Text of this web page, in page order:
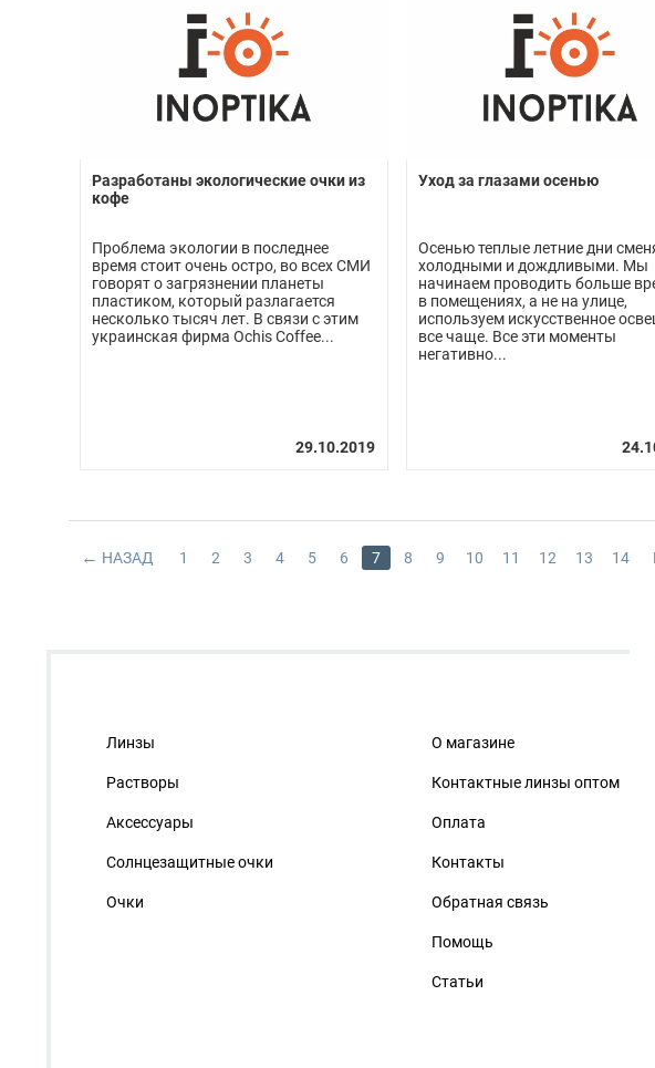
Разработаны экологические очки из
кофе
Проблема экологии в последнее
время стоит очень остро, во всех СМИ
говорят о загрязнении планеты
пластиком, который разлагается
несколько тысяч лет. В связи с этим
украинская фирма Ochis Coffee...
Уход за глазами осенью
Осенью теплые летние дни
холодными и дождливыми. Мы
начинаем проводить больше
в помещениях, а не на улице,
используем искусственное
все чаще. Все эти моменты
негативно...
НАЗАД 1 2 3 4 5 6 7 8 9 10 11 12 13 14
Линзы
Растворы
Аксессуары
Солнцезащитные очки
Очки
О магазине
Контактные линзы оптом
Оплата
Контакты
Обратная связь
Помощь
Статьи